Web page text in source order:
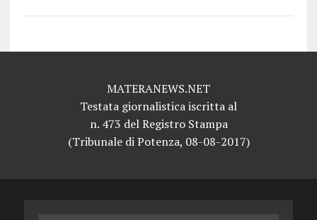
MATERANEWS.NET
Testata giornalistica iscritta al
n. 473 del Registro Stampa
(Tribunale di Potenza, 08-08-2017)